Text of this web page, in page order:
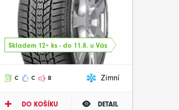
Skladem 12+ ks - do 11.8. u Vás
C C B Zimní
DO KOŠÍKU DETAIL